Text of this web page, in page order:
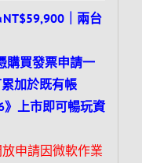
｜兩台
購買發票申請一
累加於既有帳
上市即可暢玩資
申請因微軟作業